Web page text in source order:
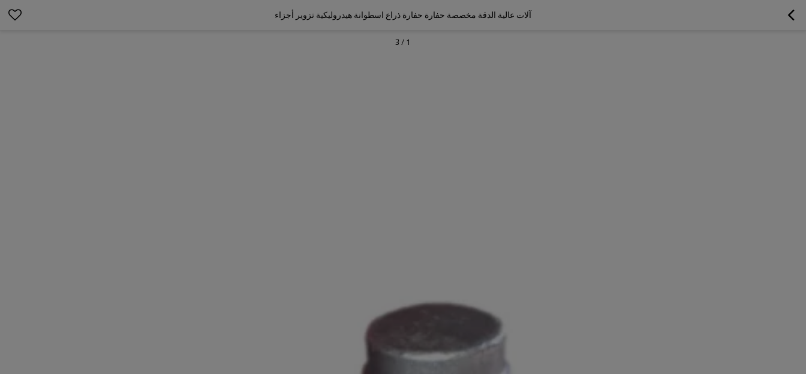
آلات عالية الدقة مخصصة حفارة حفارة ذراع اسطوانة هيدروليكية تزوير أجزاء
1
/
3